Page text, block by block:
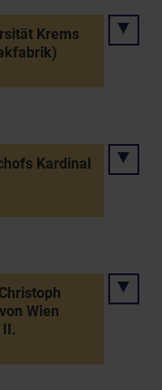
Krems
Kardinal
Wien